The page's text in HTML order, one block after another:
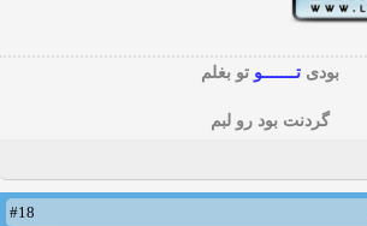
بودیتـــــــوتو بغلم
گردنت بود رو لبم
#18